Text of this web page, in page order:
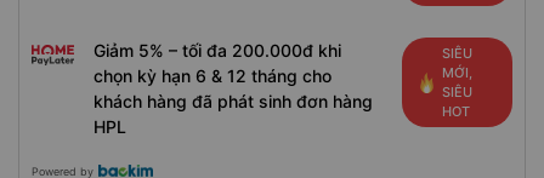
Giảm 5% – tối đa 200.000đ khi
chọn kỳ hạn 6 & 12 tháng cho
khách hàng đã phát sinh đơn hàng
HPL
SIÊU
MỚI,
SIÊU
HOT
Powered by